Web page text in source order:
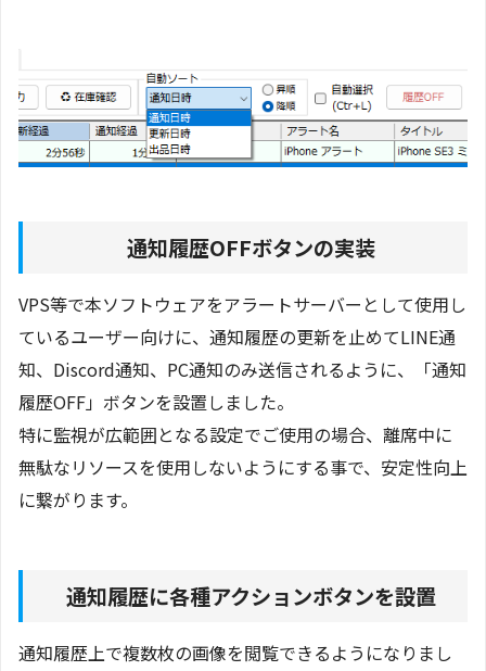
通知履歴OFFボタンの実装
VPS等で本ソフトウェアをアラートサーバーとして使用し
ているユーザー向けに、通知履歴の更新を止めてLINE通
知、Discord通知、PC通知のみ送信されるように、「通知
履歴OFF」ボタンを設置しました。
特に監視が広範囲となる設定でご使用の場合、離席中に
無駄なリソースを使用しないようにする事で、安定性向上
に繋がります。
通知履歴に各種アクションボタンを設置
通知履歴上で複数枚の画像を閲覧できるようになりまし